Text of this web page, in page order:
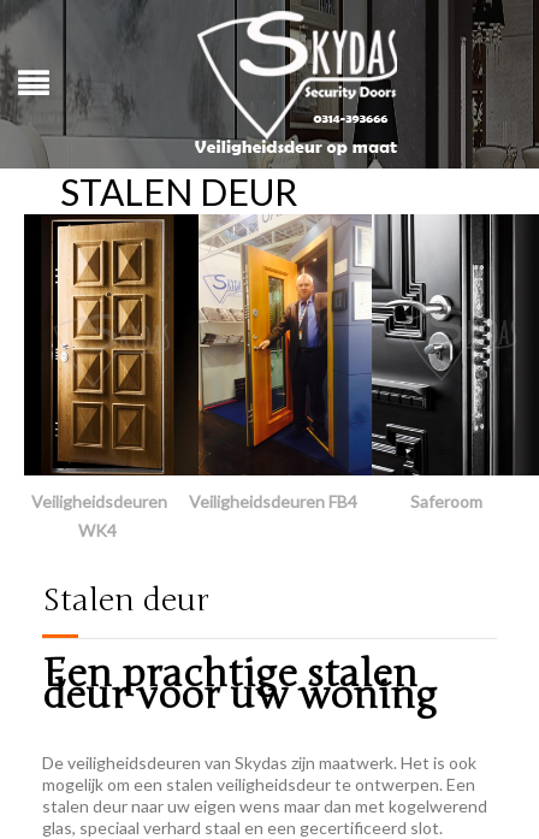
STALEN DEUR
Veiligheidsdeuren
WK4
Veiligheidsdeuren FB4 Saferoom
Stalen deur
Een prachtige stalen
deur voor uw woning
De veiligheidsdeuren van Skydas zijn maatwerk. Het is ook
mogelijk om een stalen veiligheidsdeur te ontwerpen. Een
stalen deur naar uw eigen wens maar dan met kogelwerend
glas, speciaal verhard staal en een gecertificeerd slot.